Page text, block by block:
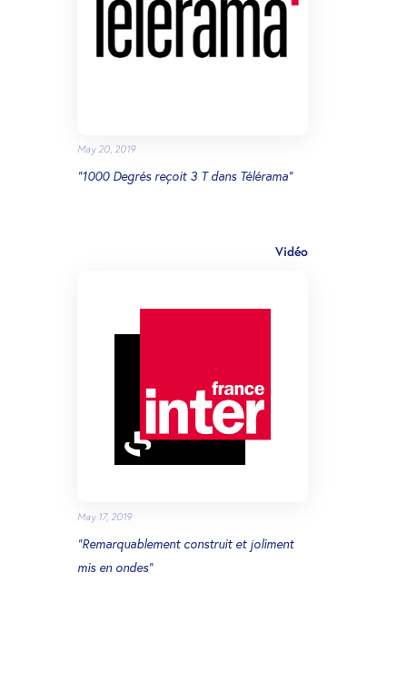
May 20, 2019
"1000 Degrés reçoit 3 T dans Télérama"
Vidéo
May 17, 2019
“Remarquablement construit et joliment
mis en ondes”